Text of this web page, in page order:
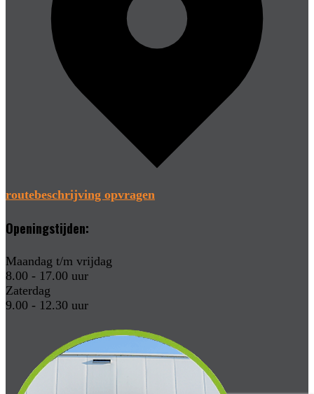
routebeschrijving opvragen
Openingstijden:
Maandag t/m vrijdag
8.00 - 17.00 uur
Zaterdag
9.00 - 12.30 uur